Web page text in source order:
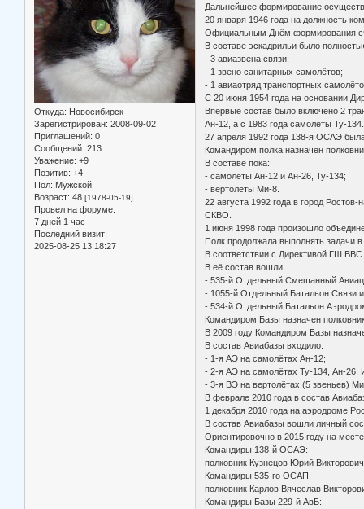
Откуда: Новосибирск
Зарегистрирован: 2008-09-02
Приглашений: 0
Сообщений: 213
Уважение: +9
Позитив: +4
Пол: Мужской
Возраст: 48 [1978-05-19]
Провел на форуме:
7 дней 1 час
Последний визит:
2025-08-25 13:18:27
Дальнейшее формирование
20 января 1946 года на должность
Официальным Днём формирования
В составе эскадрильи было
- 3 авиазвена связи;
- 1 звено санитарных самолётов;
- 1 авиаотряд транспортных
С 20 июня 1954 года на основании
Впервые состав было включено 2
Ан-12, а с 1983 года самолёты Ту-134.
27 апреля 1992 года 138-я ОСАЭ
Командиром полка назначен
В составе пока:
- самолёты Ан-12 и Ан-26, Ту-134;
- вертолеты Ми-8.
22 августа 1992 года в город
СКВО.
1 июня 1998 года произошло
Полк продолжала выполнять задачи в
В соответствии с Директивой ГШ
В её состав вошли:
- 535-й Отдельный Смешанный
- 1055-й Отдельный Батальон Связи
- 534-й Отдельный Батальон
Командиром Базы назначен
В 2009 году Командиром Базы
В состав Авиабазы входило:
- 1-я АЭ на самолётах Ан-12;
- 2-я АЭ на самолётах Ту-134, Ан-26,
- 3-я ВЭ на вертолётах (5 звеньев)
В феврале 2010 года в состав
1 декабря 2010 года на аэродроме
В состав Авиабазы вошли личный
Ориентировочно в 2015 году на
Командиры 138-й ОСАЭ:
полковник Кузнецов Юрий
Командиры 535-го ОСАП:
полковник Карлов Вячеслав
Командиры Базы 229-й АвБ: